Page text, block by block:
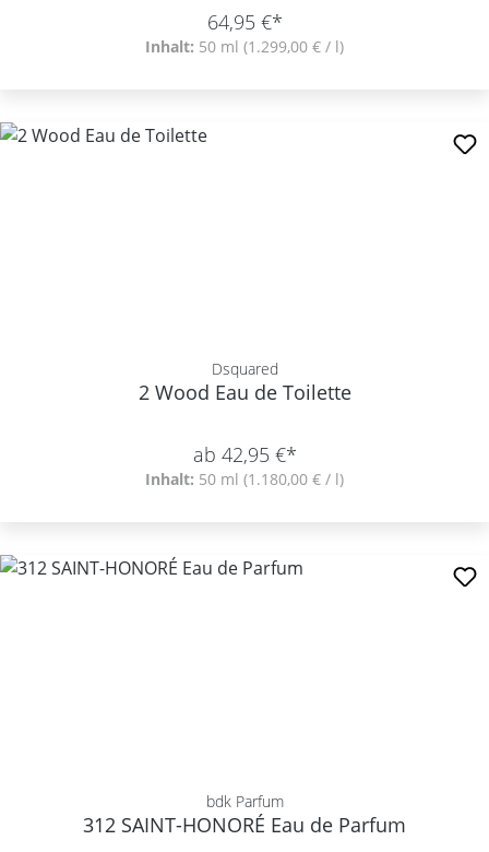
64,95 €*
Inhalt: 50 ml (1.299,00 € / l)
Dsquared
2 Wood Eau de Toilette
ab 42,95 €*
Inhalt: 50 ml (1.180,00 € / l)
bdk Parfum
312 SAINT-HONORÉ Eau de Parfum